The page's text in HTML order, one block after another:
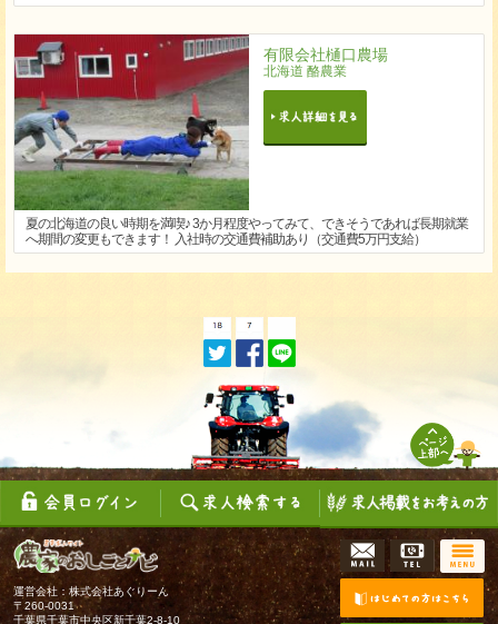
有限会社樋口農場
北海道 酪農業
夏の北海道の良い時期を満喫♪ 3か月程度やってみて、できそうであれば長期就業
へ期間の変更もできます！ 入社時の交通費補助あり（交通費5万円支給）
運営会社：株式会社あぐりーん
〒260-0031
千葉県千葉市中央区新千葉2-8-10